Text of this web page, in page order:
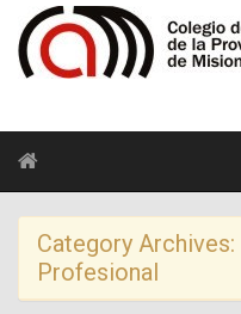
Category Archives:
Profesional